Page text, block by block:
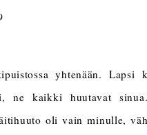
yhtenään. Lapsi
ne kaikki huutavat
äitihuuto oli vain minulle,